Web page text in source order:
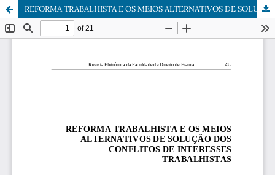
REFORMA TRABALHISTA E OS MEIOS ALTERNATIVOS DE SOLUÇÃO DOS CONFLITOS DE INTERESSES TRABALHISTAS